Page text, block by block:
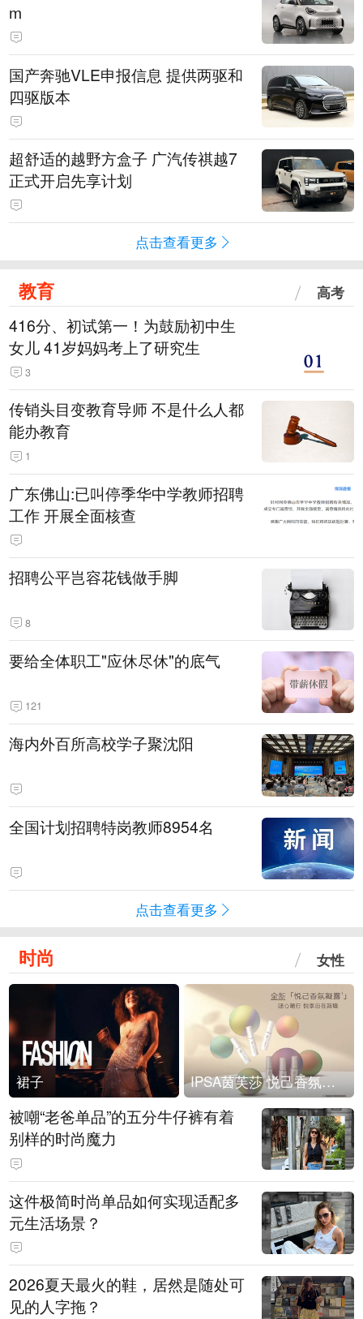
m
国产奔驰VLE申报信息 提供两驱和
四驱版本
超舒适的越野方盒子 广汽传祺越7
正式开启先享计划
点击查看更多
教育 高考
416分、初试第一！为鼓励初中生
女儿 41岁妈妈考上了研究生
3
传销头目变教育导师 不是什么人都
能办教育
1
广东佛山:已叫停季华中学教师招聘
工作 开展全面核查
招聘公平岂容花钱做手脚
8
要给全体职工"应休尽休"的底气
121
海内外百所高校学子聚沈阳
全国计划招聘特岗教师8954名
点击查看更多
时尚 女性
裙子 IPSA茵芙莎 悦己香氛凝露上市
被嘲“老爸单品”的五分牛仔裤有着
别样的时尚魔力
这件极简时尚单品如何实现适配多
元生活场景？
2026夏天最火的鞋，居然是随处可
见的人字拖？